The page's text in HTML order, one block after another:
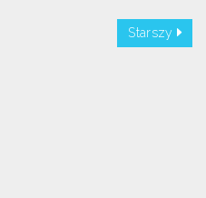
Starszy